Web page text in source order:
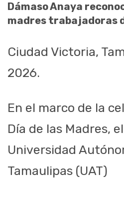
Dámaso Anaya
madres trabajadoras
Ciudad Victoria,
2026.
En el marco de la
Día de las Madres,
Universidad
Tamaulipas (UAT)